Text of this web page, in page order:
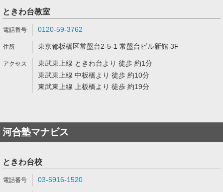
ときわ台教室
0120-59-3762
東京都板橋区常盤台2-5-1 常盤台ビル新館 3F
東武東上線 ときわ台より 徒歩 約1分
東武東上線 中板橋より 徒歩 約10分
東武東上線 上板橋より 徒歩 約19分
河合塾マナビス
ときわ台校
03-5916-1520